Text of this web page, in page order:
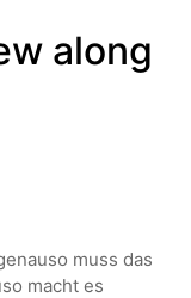
along
muss das
macht es